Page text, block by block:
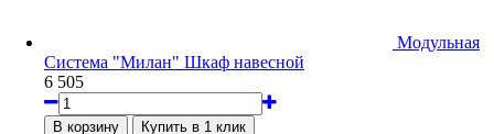
Модульная
Система "Милан" Шкаф навесной
6 505